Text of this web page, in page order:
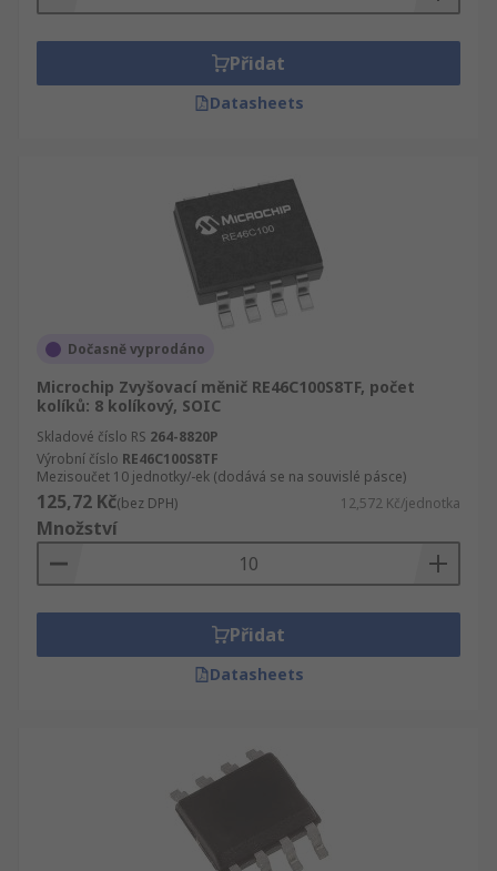
Přidat
Datasheets
Dočasně vyprodáno
Microchip Zvyšovací měnič RE46C100S8TF, počet
kolíků: 8 kolíkový, SOIC
Skladové číslo RS 264-8820P
Výrobní číslo RE46C100S8TF
Mezisoučet 10 jednotky/-ek (dodává se na souvislé pásce)
125,72 Kč(bez DPH) 12,572 Kč/jednotka
Množství
Přidat
Datasheets